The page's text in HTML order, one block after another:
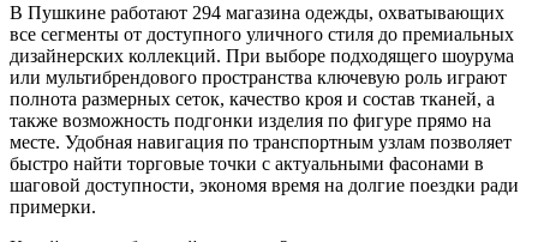
В Пушкине работают 294 магазина одежды, охватывающих
все сегменты от доступного уличного стиля до премиальных
дизайнерских коллекций. При выборе подходящего шоурума
или мультибрендового пространства ключевую роль играют
полнота размерных сеток, качество кроя и состав тканей, а
также возможность подгонки изделия по фигуре прямо на
месте. Удобная навигация по транспортным узлам позволяет
быстро найти торговые точки с актуальными фасонами в
шаговой доступности, экономя время на долгие поездки ради
примерки.